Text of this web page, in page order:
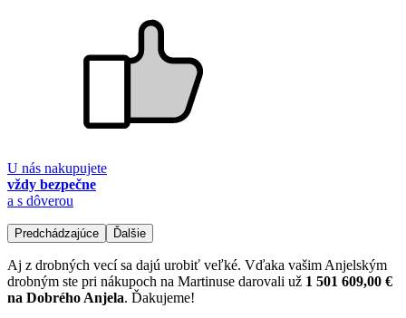
U nás nakupujete
vždy bezpečne
a s dôverou
Predchádzajúce Ďalšie
Aj z drobných vecí sa dajú urobiť veľké. Vďaka vašim Anjelským
drobným ste pri nákupoch na Martinuse darovali už 1 501 609,00 €
na Dobrého Anjela. Ďakujeme!